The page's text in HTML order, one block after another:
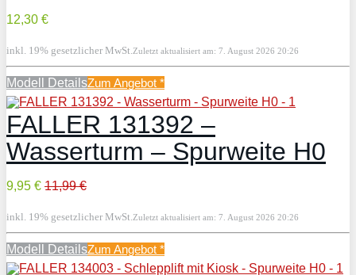
12,30 €
inkl. 19% gesetzlicher MwSt. Zuletzt aktualisiert am: 7. August 2026 20:26
Modell DetailsZum Angebot *
FALLER 131392 –
Wasserturm – Spurweite H0
9,95 € 11,99 €
inkl. 19% gesetzlicher MwSt. Zuletzt aktualisiert am: 7. August 2026 20:26
Modell DetailsZum Angebot *